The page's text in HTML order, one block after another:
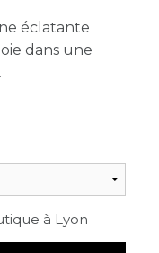
éclatante
dans une
à Lyon